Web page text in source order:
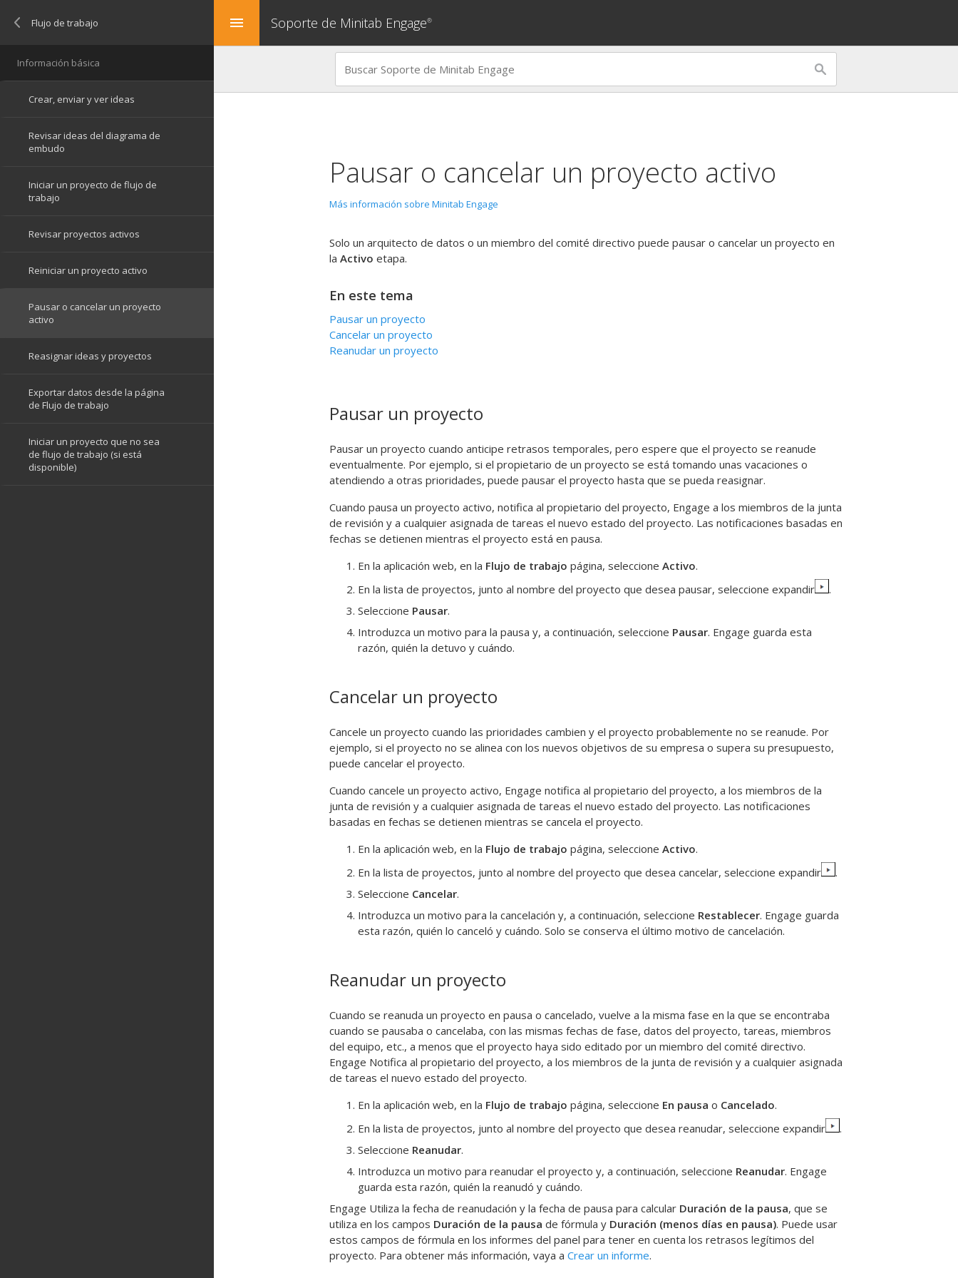
menu Soporte de Minitab Engage®
Pausar o cancelar un proyecto activo
Más información sobre Minitab Engage
Solo un arquitecto de datos o un miembro del comité directivo puede pausar o cancelar un proyecto en
la Activo etapa.
En este tema
Pausar un proyecto
Cancelar un proyecto
Reanudar un proyecto
Pausar un proyecto
Pausar un proyecto cuando anticipe retrasos temporales, pero espere que el proyecto se reanude
eventualmente. Por ejemplo, si el propietario de un proyecto se está tomando unas vacaciones o
atendiendo a otras prioridades, puede pausar el proyecto hasta que se pueda reasignar.
Cuando pausa un proyecto activo, notifica al propietario del proyecto, Engage a los miembros de la junta
de revisión y a cualquier asignada de tareas el nuevo estado del proyecto. Las notificaciones basadas en
fechas se detienen mientras el proyecto está en pausa.
En la aplicación web, en la Flujo de trabajo página, seleccione Activo.
En la lista de proyectos, junto al nombre del proyecto que desea pausar, seleccione expandir
.
Seleccione Pausar.
Introduzca un motivo para la pausa y, a continuación, seleccione Pausar. Engage guarda esta
razón, quién la detuvo y cuándo.
Cancelar un proyecto
Cancele un proyecto cuando las prioridades cambien y el proyecto probablemente no se reanude. Por
ejemplo, si el proyecto no se alinea con los nuevos objetivos de su empresa o supera su presupuesto,
puede cancelar el proyecto.
Cuando cancele un proyecto activo, Engage notifica al propietario del proyecto, a los miembros de la
junta de revisión y a cualquier asignada de tareas el nuevo estado del proyecto. Las notificaciones
basadas en fechas se detienen mientras se cancela el proyecto.
En la aplicación web, en la Flujo de trabajo página, seleccione Activo.
En la lista de proyectos, junto al nombre del proyecto que desea cancelar, seleccione expandir
.
Seleccione Cancelar.
Introduzca un motivo para la cancelación y, a continuación, seleccione Restablecer. Engage guarda
esta razón, quién lo canceló y cuándo. Solo se conserva el último motivo de cancelación.
Reanudar un proyecto
Cuando se reanuda un proyecto en pausa o cancelado, vuelve a la misma fase en la que se encontraba
cuando se pausaba o cancelaba, con las mismas fechas de fase, datos del proyecto, tareas, miembros
del equipo, etc., a menos que el proyecto haya sido editado por un miembro del comité directivo.
Engage Notifica al propietario del proyecto, a los miembros de la junta de revisión y a cualquier asignada
de tareas el nuevo estado del proyecto.
En la aplicación web, en la Flujo de trabajo página, seleccione En pausa o Cancelado.
En la lista de proyectos, junto al nombre del proyecto que desea reanudar, seleccione expandir
.
Seleccione Reanudar.
Introduzca un motivo para reanudar el proyecto y, a continuación, seleccione Reanudar. Engage
guarda esta razón, quién la reanudó y cuándo.
Engage Utiliza la fecha de reanudación y la fecha de pausa para calcular Duración de la pausa, que se
utiliza en los campos Duración de la pausa de fórmula y Duración (menos días en pausa). Puede usar
estos campos de fórmula en los informes del panel para tener en cuenta los retrasos legítimos del
proyecto. Para obtener más información, vaya a Crear un informe.